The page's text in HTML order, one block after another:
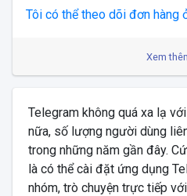
Tôi có thể theo dõi đơn hàng
Xem
Telegram không quá xa lạ
nữa, số lượng người dùng
trong những năm gần đây.
là có thể cài đặt ứng dụng
nhóm, trò chuyện trực tiếp